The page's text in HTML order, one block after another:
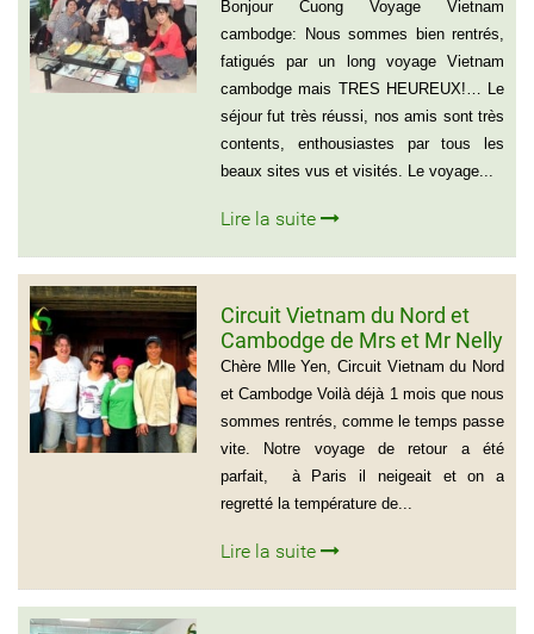
groupe de madame Anna
BOVO
Bonjour Cuong Voyage Vietnam
cambodge: Nous sommes bien rentrés,
fatigués par un long voyage Vietnam
cambodge mais TRES HEUREUX!… Le
séjour fut très réussi, nos amis sont très
contents, enthousiastes par tous les
beaux sites vus et visités. Le voyage...
Lire la suite
Circuit Vietnam du Nord et
Cambodge de Mrs et Mr Nelly
et Christian BROSSARD
Chère Mlle Yen, Circuit Vietnam du Nord
et Cambodge Voilà déjà 1 mois que nous
sommes rentrés, comme le temps passe
vite. Notre voyage de retour a été
parfait, à Paris il neigeait et on a
regretté la température de...
Lire la suite